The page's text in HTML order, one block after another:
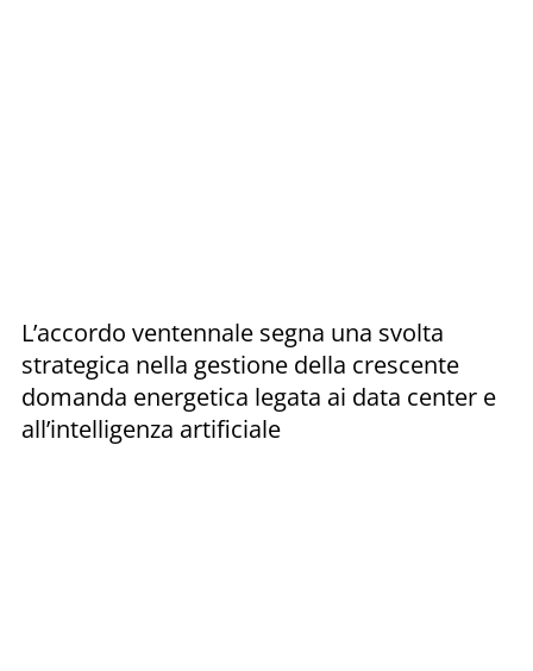
L’accordo ventennale segna una svolta
strategica nella gestione della crescente
domanda energetica legata ai data center e
all’intelligenza artificiale